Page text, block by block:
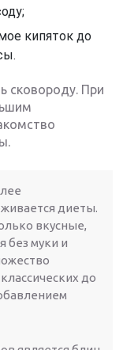
кипяток до
сковороду. При
диеты.
вкусные,
без муки и
до